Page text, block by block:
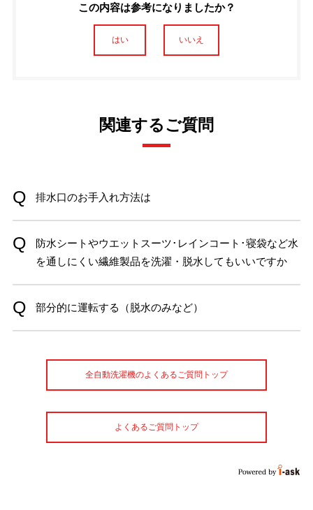
この内容は参考になりましたか？
はい いいえ
関連するご質問
排水口のお手入れ方法は
防水シートやウエットスーツ･レインコート･寝袋など水
を通しにくい繊維製品を洗濯・脱水してもいいですか
部分的に運転する（脱水のみなど）
全自動洗濯機のよくあるご質問トップ
よくあるご質問トップ